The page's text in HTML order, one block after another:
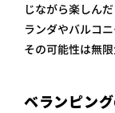
じながら楽しん
ランダやバルコ
その可能性は無
ベランピン